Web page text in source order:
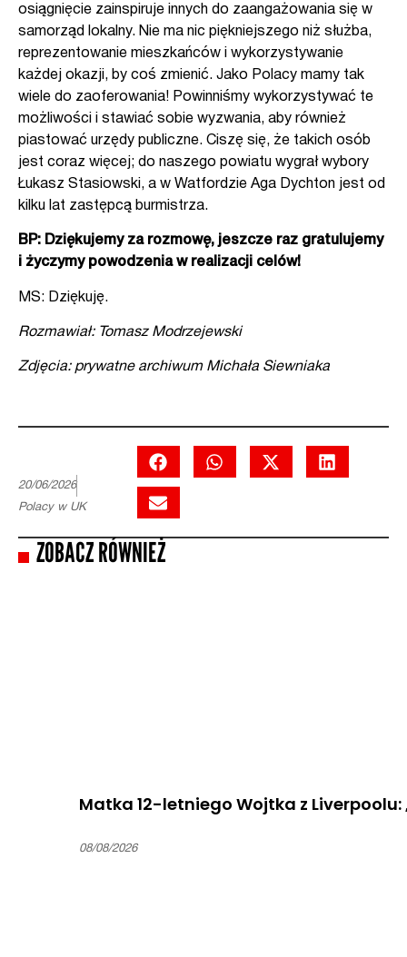
osiągnięcie zainspiruje innych do zaangażowania się w
samorząd lokalny. Nie ma nic piękniejszego niż służba,
reprezentowanie mieszkańców i wykorzystywanie
każdej okazji, by coś zmienić. Jako Polacy mamy tak
wiele do zaoferowania! Powinniśmy wykorzystywać te
możliwości i stawiać sobie wyzwania, aby również
piastować urzędy publiczne. Ciszę się, że takich osób
jest coraz więcej; do naszego powiatu wygrał wybory
Łukasz Stasiowski, a w Watfordzie Aga Dychton jest od
kilku lat zastępcą burmistrza.
BP: Dziękujemy za rozmowę, jeszcze raz gratulujemy
i życzymy powodzenia w realizacji celów!
MS: Dziękuję.
Rozmawiał: Tomasz Modrzejewski
Zdjęcia: prywatne archiwum Michała Siewniaka
20/06/2026
Polacy w UK
ZOBACZ RÓWNIEŻ
Matka 12-letniego Wojtka z Liverpoolu:
08/08/2026